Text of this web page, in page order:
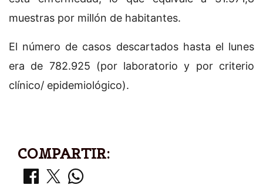
muestras por millón de habitantes.
El número de casos descartados hasta el lunes
era de 782.925 (por laboratorio y por criterio
clínico/ epidemiológico).
COMPARTIR: